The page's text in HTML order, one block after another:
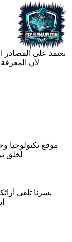
نعتمد على المصادر
لأن
موقع تكنولوجيا
لخلق
يسرنا تلقي